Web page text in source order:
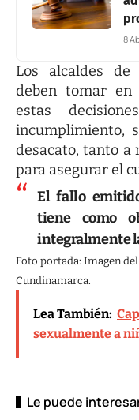
8
Los alcaldes de
deben tomar en
estas
incumplimiento,
desacato, tanto a
para asegurar el
El fallo
tiene como
integralmente
Foto portada: Imagen
Cundinamarca.
Lea También:
sexualmente a
Le puede